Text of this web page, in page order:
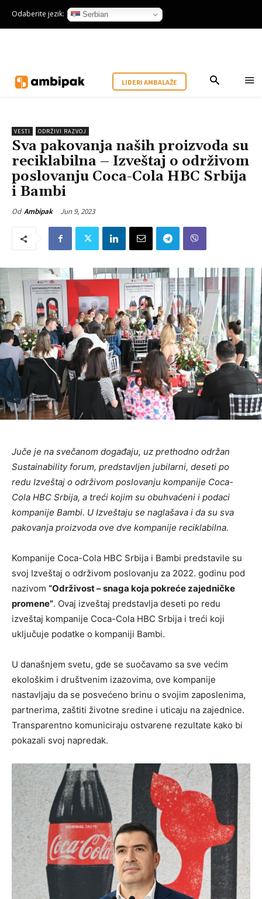
Odaberite jezik: Serbian
LIDERI AMBALAŽE
VESTI ODRŽIVI RAZVOJ
Sva pakovanja naših proizvoda su
reciklabilna – Izveštaj o održivom
poslovanju Coca-Cola HBC Srbija
i Bambi
Od Ambipak Jun 9, 2023
Juče je na svečanom događaju, uz prethodno održan
Sustainability forum, predstavljen jubilarni, deseti po
redu Izveštaj o održivom poslovanju kompanije Coca-
Cola HBC Srbija, a treći kojim su obuhvaćeni i podaci
kompanije Bambi. U Izveštaju se naglašava i da su sva
pakovanja proizvoda ove dve kompanije reciklabilna.
Kompanije Coca-Cola HBC Srbija i Bambi predstavile su
svoj Izveštaj o održivom poslovanju za 2022. godinu pod
nazivom “Održivost – snaga koja pokreće zajedničke
promene”. Ovaj izveštaj predstavlja deseti po redu
izveštaj kompanije Coca-Cola HBC Srbija i treći koji
uključuje podatke o kompaniji Bambi.
U današnjem svetu, gde se suočavamo sa sve većim
ekološkim i društvenim izazovima, ove kompanije
nastavljaju da se posvećeno brinu o svojim zaposlenima,
partnerima, zaštiti životne sredine i uticaju na zajednice.
Transparentno komuniciraju ostvarene rezultate kako bi
pokazali svoj napredak.